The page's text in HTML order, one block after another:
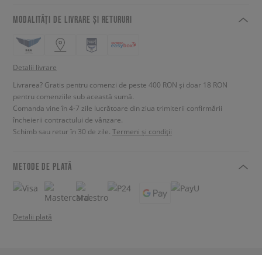
MODALITĂȚI DE LIVRARE ȘI RETURURI
Detalii livrare
Livrarea? Gratis pentru comenzi de peste 400 RON și doar 18 RON
pentru comenziile sub această sumă.
Comanda vine în 4-7 zile lucrătoare din ziua trimiterii confirmării
încheierii contractului de vânzare.
Schimb sau retur în 30 de zile. Termeni și condiții
METODE DE PLATĂ
Detalii plată